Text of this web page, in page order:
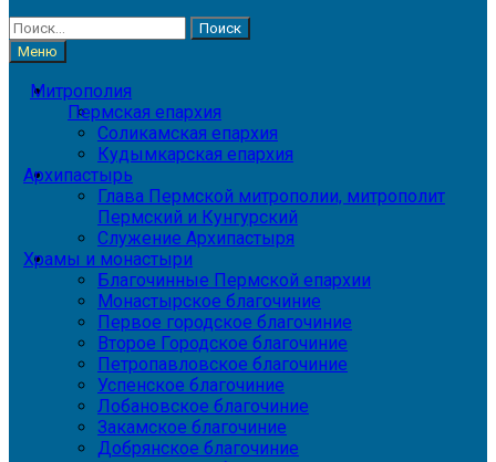
Найти:
Меню
Митрополия
Пермская епархия
Соликамская епархия
Кудымкарская епархия
Архипастырь
Глава Пермской митрополии, митрополит
Пермский и Кунгурский
Служение Архипастыря
Храмы и монастыри
Благочинные Пермской епархии
Монастырское благочиние
Первое городское благочиние
Второе Городское благочиние
Петропавловское благочиние
Успенское благочиние
Лобановское благочиние
Закамское благочиние
Добрянское благочиние